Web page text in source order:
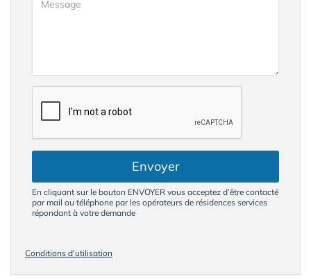
Envoyer
En cliquant sur le bouton ENVOYER vous acceptez d’être contacté
par mail ou téléphone par les opérateurs de résidences services
répondant à votre demande
Conditions d'utilisation